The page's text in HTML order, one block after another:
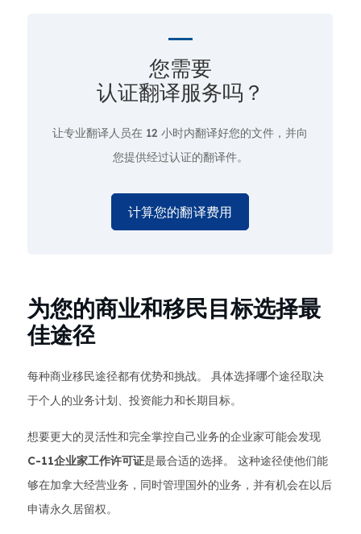
您需要
认证翻译服务吗？
让专业翻译人员在 12 小时内翻译好您的文件，并向
您提供经过认证的翻译件。
计算您的翻译费用
为您的商业和移民目标选择最
佳途径
每种商业移民途径都有优势和挑战。 具体选择哪个途径取决
于个人的业务计划、投资能力和长期目标。
想要更大的灵活性和完全掌控自己业务的企业家可能会发现
C-11企业家工作许可证是最合适的选择。 这种途径使他们能
够在加拿大经营业务，同时管理国外的业务，并有机会在以后
申请永久居留权。